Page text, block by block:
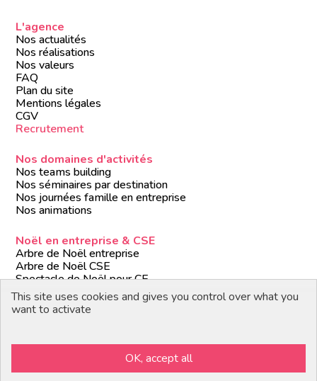
L'agence
Nos actualités
Nos réalisations
Nos valeurs
FAQ
Plan du site
Mentions légales
CGV
Recrutement
Nos domaines d'activités
Nos teams building
Nos séminaires par destination
Nos journées famille en entreprise
Nos animations
Noël en entreprise & CSE
Arbre de Noël entreprise
Arbre de Noël CSE
Spectacle de Noël pour CE
Animations de Noël entreprise
Formules de Noël clé en main
This site uses cookies and gives you control over what you
want to activate
OK, accept all